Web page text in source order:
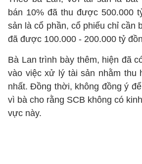
bán 10% đã thu được 500.000
sản là cổ phần, cổ phiếu chỉ cần
đã được 100.000 - 200.000 tỷ
Bà Lan trình bày thêm, hiện đã
vào việc xử lý tài sản nhằm thu
nhất. Đồng thời, không đồng ý
vì bà cho rằng SCB không có
vực này.